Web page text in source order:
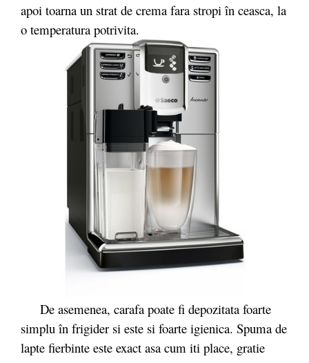
apoi toarna un strat de crema fara stropi în ceasca, la
o temperatura potrivita.
De asemenea, carafa poate fi depozitata foarte
simplu în frigider si este si foarte igienica. Spuma de
lapte fierbinte este exact asa cum iti place, gratie